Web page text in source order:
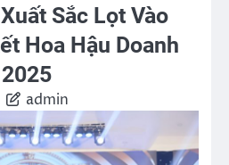
Sắc Lọt Vào
Hoa Hậu Doanh
admin